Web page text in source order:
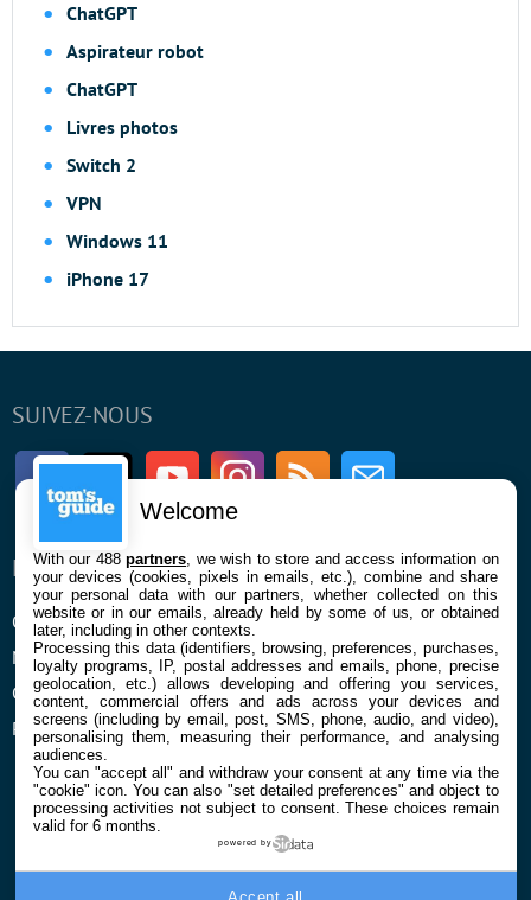
ChatGPT
Aspirateur robot
ChatGPT
Livres photos
Switch 2
VPN
Windows 11
iPhone 17
SUIVEZ-NOUS
FacebookTwitter Youtube InstagramRSS Newsletter
ENTREPRISE
Qui sommes nous
Mentions légales et CGU
Confidentialité et Cookies
Préférences cookies
À PROPOS
La rédaction
Contact
Welcome
With our 488partners , we wish to store and access information on
your devices (cookies, pixels in emails, etc.), combine and share
your personal data with our partners, whether collected on this
website or in our emails, already held by some of us, or obtained
later, including in other contexts.
Processing this data (identifiers, browsing, preferences, purchases,
loyalty programs, IP, postal addresses and emails, phone, precise
geolocation, etc.) allows developing and offering you services,
content, commercial offers and ads across your devices and
screens (including by email, post, SMS, phone, audio, and video),
personalising them, measuring their performance, and analysing
audiences.
You can "accept all" and withdraw your consent at any time via the
"cookie" icon. You can also "set detailed preferences" and object to
processing activities not subject to consent. These choices remain
valid for 6 months.
powered by
Accept all